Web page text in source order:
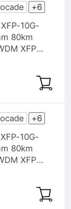
+6
10G-
80km
XFP
+6
10G-
80km
XFP